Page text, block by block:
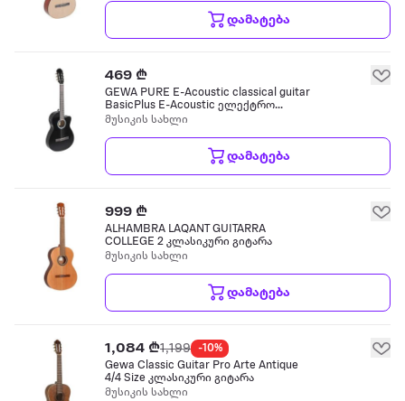
დამატება
469 ₾
GEWA PURE E-Acoustic classical guitar
BasicPlus E-Acoustic ელექტრო
კლასიკური გიტარა
მუსიკის სახლი
დამატება
999 ₾
ALHAMBRA LAQANT GUITARRA
COLLEGE 2 კლასიკური გიტარა
მუსიკის სახლი
დამატება
1,084 ₾1,199
-10%
Gewa Classic Guitar Pro Arte Antique
4/4 Size კლასიკური გიტარა
მუსიკის სახლი